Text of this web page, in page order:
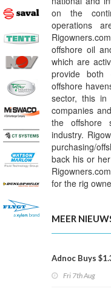
on the
operations
offshore oil
which are
provide both
offshore
sector, this
companies
the offshore
industry.
purchasing/
back his or
for the rig
MEER
Adnoc Buys
Fri 7th Aug